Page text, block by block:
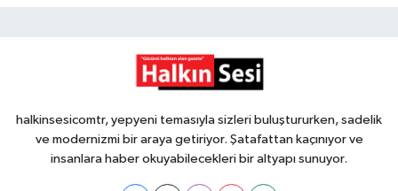
halkinsesicomtr, yepyeni temasıyla sizleri buluştururken, sadelik
ve modernizmi bir araya getiriyor. Şatafattan kaçınıyor ve
insanlara haber okuyabilecekleri bir altyapı sunuyor.